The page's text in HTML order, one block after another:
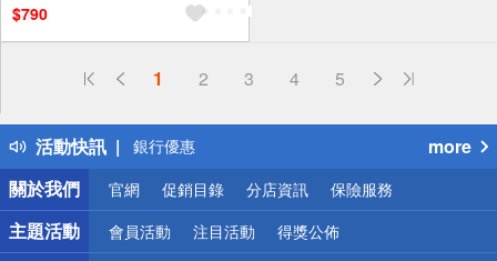
$790
1 2 3 4 5
活動快訊
詐騙網頁！請小心！
熱門話題
銀行優惠
偏遠地區配送
詐騙網頁！請小心！
more
關於我們
官網 促銷目錄 分店資訊 保險服務
主題活動 會員活動 注目活動 得獎公佈